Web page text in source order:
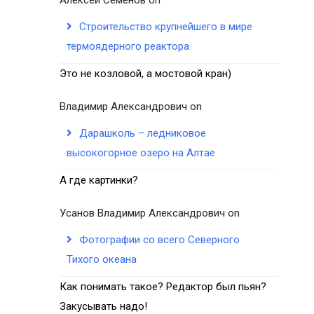
Строительство крупнейшего в мире
термоядерного реактора
Это не козловой, а мостовой кран)
Владимир Александрович on
Дарашколь – ледниковое
высокогорное озеро на Алтае
А где картинки?
Усанов Владимир Александрович on
Фотографии со всего Северного
Тихого океана
Как понимать такое? Редактор был пьян?
Закусывать надо!